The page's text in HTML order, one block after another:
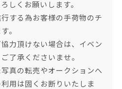
しくお願いします。
する為お客様の手荷物のチ
。
力頂けない場合は、イベン
了承くださいませ。
真の転売やオークションへ
用は固くお断りいたしま